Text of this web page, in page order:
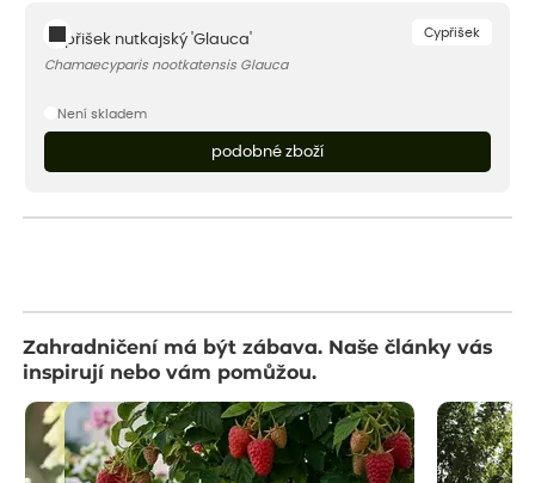
Cypřišek
Cypřišek nutkajský 'Glauca'
Chamaecyparis nootkatensis Glauca
Není skladem
podobné zboží
Zahradničení má být zábava. Naše články vás
inspirují nebo vám pomůžou.